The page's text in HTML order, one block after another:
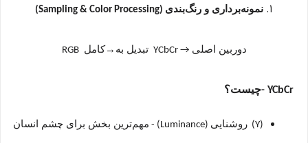
نمونه‌برداری و رنگ‌بندی (Sampling & Color Processing)
دوربین اصلی → RGB کامل→ تبدیل به YCbCr
- YCbCrچیست؟
(Y) روشنایی (Luminance) - مهم‌ترین بخش برای چشم انسان